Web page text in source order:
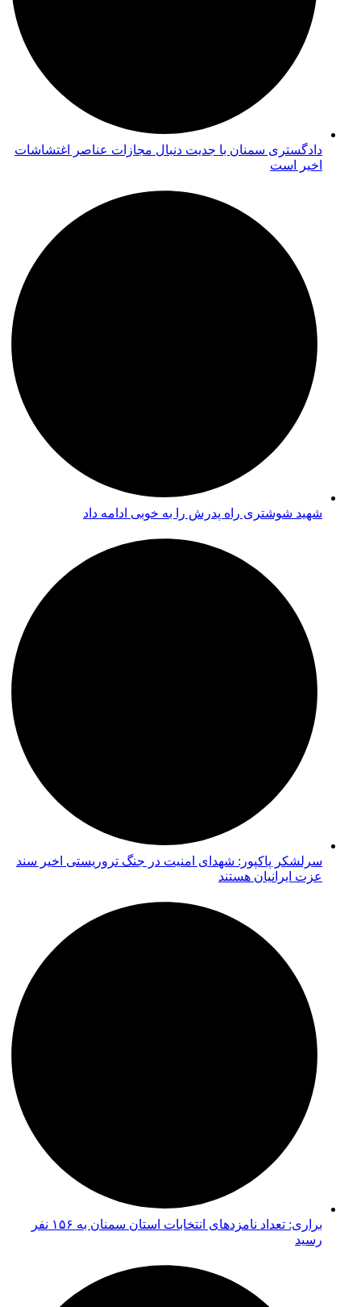
دادگستری سمنان با جدیت دنبال مجازات عناصر اغتشاشات
اخیر است
شهید شوشتری راه پدرش را به خوبی ادامه داد
سرلشکر پاکپور: شهدای امنیت در جنگ تروریستی اخیر سند
عزت ایرانیان هستند
براری: تعداد نامزدهای انتخابات استان سمنان به ۱۵۶ نفر
رسید